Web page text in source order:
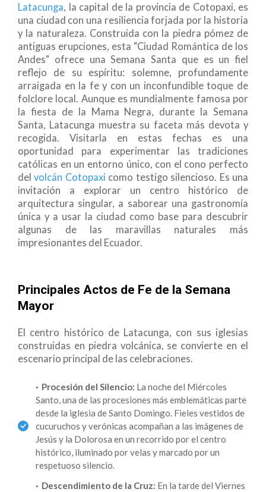
Latacunga, la capital de la provincia de Cotopaxi, es
una ciudad con una resiliencia forjada por la historia
y la naturaleza. Construida con la piedra pómez de
antiguas erupciones, esta "Ciudad Romántica de los
Andes" ofrece una Semana Santa que es un fiel
reflejo de su espíritu: solemne, profundamente
arraigada en la fe y con un inconfundible toque de
folclore local. Aunque es mundialmente famosa por
la fiesta de la Mama Negra, durante la Semana
Santa, Latacunga muestra su faceta más devota y
recogida. Visitarla en estas fechas es una
oportunidad para experimentar las tradiciones
católicas en un entorno único, con el cono perfecto
delvolcán Cotopaxi como testigo silencioso. Es una
invitación a explorar un centro histórico de
arquitectura singular, a saborear una gastronomía
única y a usar la ciudad como base para descubrir
algunas de las maravillas naturales más
impresionantes del Ecuador.
Principales Actos de Fe de la Semana
Mayor
El centro histórico de Latacunga, con sus iglesias
construidas en piedra volcánica, se convierte en el
escenario principal de las celebraciones.
Procesión del Silencio: La noche del Miércoles
Santo, una de las procesiones más emblemáticas parte
desde la iglesia de Santo Domingo. Fieles vestidos de
cucuruchos y verónicas acompañan a las imágenes de
Jesús y la Dolorosa en un recorrido por el centro
histórico, iluminado por velas y marcado por un
respetuoso silencio.
Descendimiento de la Cruz: En la tarde del Viernes